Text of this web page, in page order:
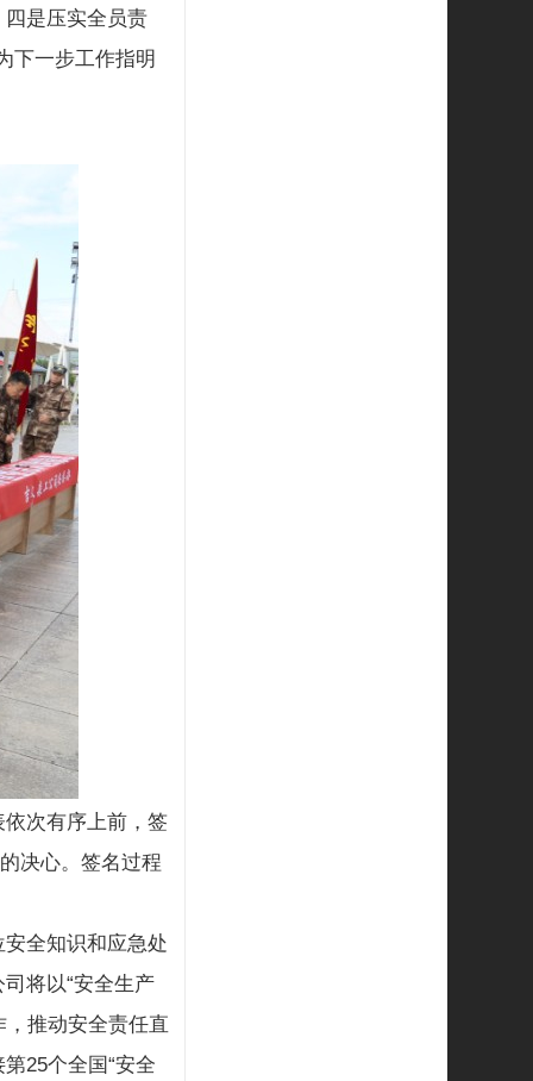
是压实全员责
下一步工作指明
次有序上前，签
决心。签名过程
全知识和应急处
将以“安全生产
，推动安全责任直
25个全国“安全